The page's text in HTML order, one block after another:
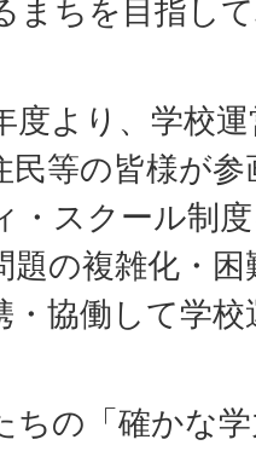
まちを目指し
度より、学校
民等の皆様が
・スクール制
題の複雑化・
・協働して学
ちの「確かな